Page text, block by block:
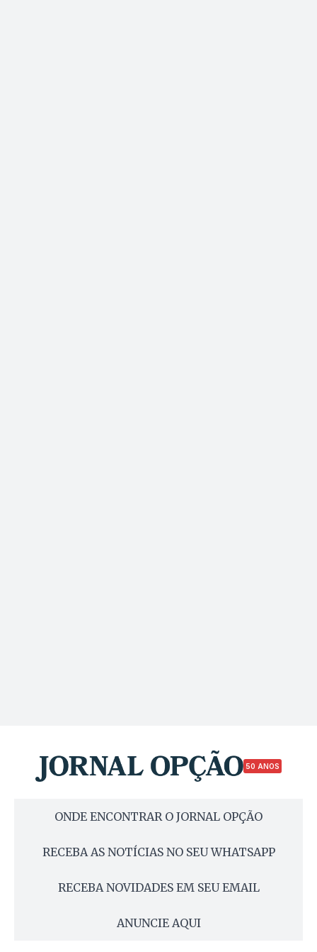
50 ANOS
ONDE ENCONTRAR O JORNAL OPÇÃO
RECEBA AS NOTÍCIAS NO SEU WHATSAPP
RECEBA NOVIDADES EM SEU EMAIL
ANUNCIE AQUI